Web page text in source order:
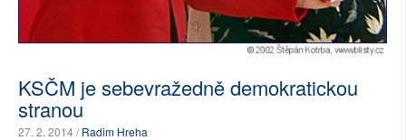
KSČM je sebevražedně demokratickou
stranou
27. 2. 2014 /Radim Hreha